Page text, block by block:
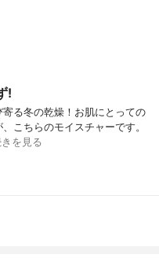
!
る冬の乾燥！お肌にとっての
こちらのモイスチャーです。
を見る